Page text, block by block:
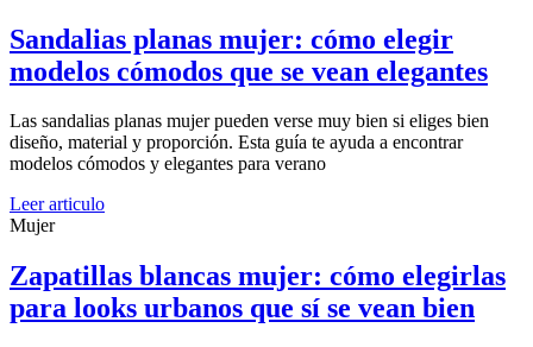
Sandalias planas mujer: cómo elegir
modelos cómodos que se vean elegantes
Las sandalias planas mujer pueden verse muy bien si eliges bien
diseño, material y proporción. Esta guía te ayuda a encontrar
modelos cómodos y elegantes para verano
Leer articulo
Mujer
Zapatillas blancas mujer: cómo elegirlas
para looks urbanos que sí se vean bien